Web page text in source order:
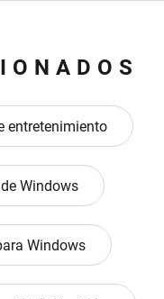
entretenimiento
Windows
Windows